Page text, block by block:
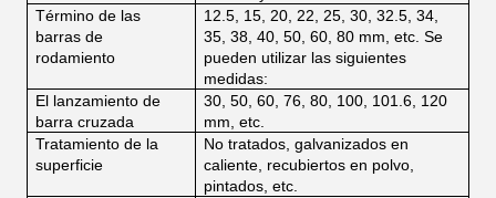
Término de las
barras de
rodamiento
12.5, 15, 20, 22, 25, 30, 32.5, 34,
35, 38, 40, 50, 60, 80 mm, etc. Se
pueden utilizar las siguientes
medidas:
El lanzamiento de
barra cruzada
30, 50, 60, 76, 80, 100, 101.6, 120
mm, etc.
Tratamiento de la
superficie
No tratados, galvanizados en
caliente, recubiertos en polvo,
pintados, etc.